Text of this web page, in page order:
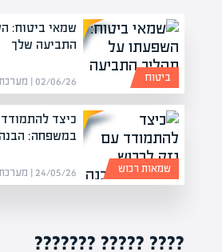
שמאי ביטוח:
התביעה שלך
02/06/26 | מערכת אפיק ביטוח
כיצד
במשפחה: הבנה
24/05/26 | מערכת אפיק שמאות רכוש
???? ????? ???????